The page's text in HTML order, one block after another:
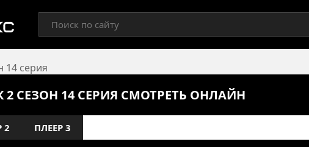
14 серия
СЕЗОН 14 СЕРИЯ СМОТРЕТЬ ОНЛАЙН
2 ПЛЕЕР 3